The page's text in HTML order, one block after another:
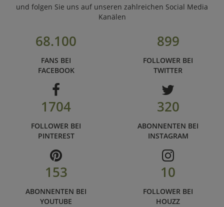
und folgen Sie uns auf unseren zahlreichen Social Media
Kanälen
68.100
FANS BEI
FACEBOOK
899
FOLLOWER BEI
TWITTER
1704
FOLLOWER BEI
PINTEREST
320
ABONNENTEN BEI
INSTAGRAM
153
ABONNENTEN BEI
YOUTUBE
10
FOLLOWER BEI
HOUZZ